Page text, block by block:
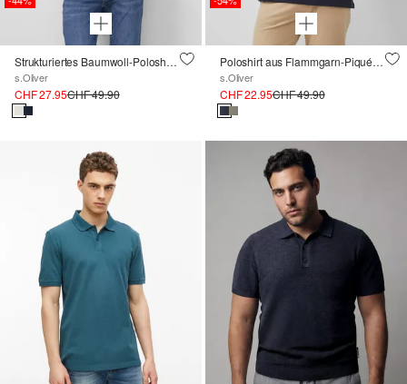
Strukturiertes Baumwoll-Poloshirt im Relaxed Fit
s.Oliver
CHF 27.95CHF 49.90
Poloshirt aus Flammgarn-Piqué mit Kontrastabschlüssen
s.Oliver
CHF 22.95CHF 49.90